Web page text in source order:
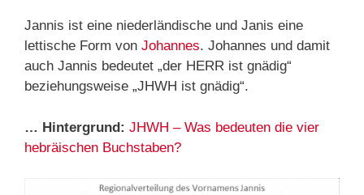
Jannis ist eine niederländische und Janis eine
lettische Form von Johannes. Johannes und damit
auch Jannis bedeutet „der HERR ist gnädig“
beziehungsweise „JHWH ist gnädig“.
… Hintergrund: JHWH – Was bedeuten die vier
hebräischen Buchstaben?